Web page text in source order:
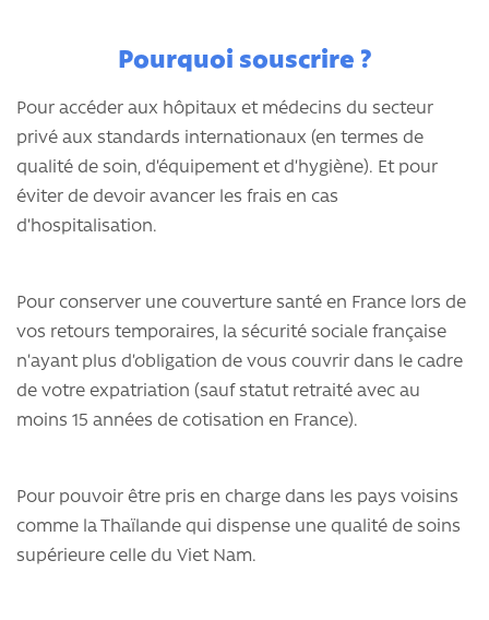
Pourquoi souscrire ?
Pour accéder aux hôpitaux et médecins du secteur
privé aux standards internationaux (en termes de
qualité de soin, d’équipement et d’hygiène). Et pour
éviter de devoir avancer les frais en cas
d’hospitalisation.
Pour conserver une couverture santé en France lors de
vos retours temporaires, la sécurité sociale française
n’ayant plus d’obligation de vous couvrir dans le cadre
de votre expatriation (sauf statut retraité avec au
moins 15 années de cotisation en France).
Pour pouvoir être pris en charge dans les pays voisins
comme la Thaïlande qui dispense une qualité de soins
supérieure celle du Viet Nam.